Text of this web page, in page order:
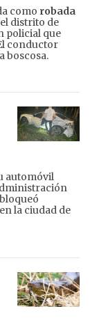
como robada
distrito de
policial que
conductor
boscosa.
automóvil
la ciudad de